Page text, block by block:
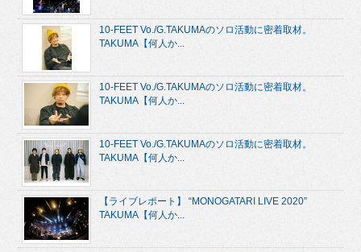
10-FEET Vo./G.TAKUMAのソロ活動に密着取材。
TAKUMA【何人か...
10-FEET Vo./G.TAKUMAのソロ活動に密着取材。
TAKUMA【何人か...
10-FEET Vo./G.TAKUMAのソロ活動に密着取材。
TAKUMA【何人か...
【ライブレポート】 “MONOGATARI LIVE 2020”
TAKUMA【何人か...